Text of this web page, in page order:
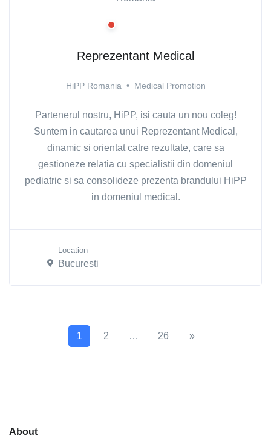
Reprezentant Medical
HiPP Romania • Medical Promotion
Partenerul nostru, HiPP, isi cauta un nou coleg!
Suntem in cautarea unui Reprezentant Medical,
dinamic si orientat catre rezultate, care sa
gestioneze relatia cu specialistii din domeniul
pediatric si sa consolideze prezenta brandului HiPP
in domeniul medical.
Location
Bucuresti
1 2 … 26 »
About